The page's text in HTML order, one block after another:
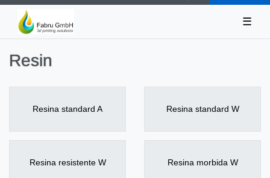
☰
Resin
Resina standard A Resina standard W
Resina resistente W Resina morbida W